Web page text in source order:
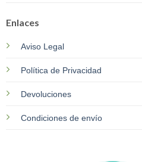
Enlaces
Aviso Legal
Política de Privacidad
Devoluciones
Condiciones de envío